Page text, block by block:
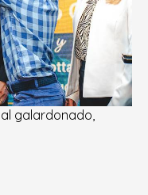
galardonado,